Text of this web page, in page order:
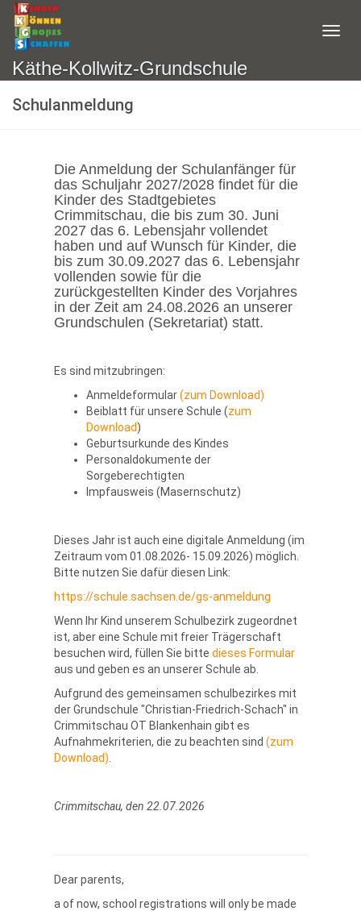
Käthe-Kollwitz-Grundschule
Schulanmeldung
Die Anmeldung der Schulanfänger für
das Schuljahr 2027/2028 findet für die
Kinder des Stadtgebietes
Crimmitschau, die bis zum 30. Juni
2027 das 6. Lebensjahr vollendet
haben und auf Wunsch für Kinder, die
bis zum 30.09.2027 das 6. Lebensjahr
vollenden sowie für die
zurückgestellten Kinder des Vorjahres
in der Zeit am 24.08.2026 an unserer
Grundschulen (Sekretariat) statt.
Es sind mitzubringen:
Anmeldeformular(zum Download)
Beiblatt für unsere Schule (zum
Download)
Geburtsurkunde des Kindes
Personaldokumente der
Sorgeberechtigten
Impfausweis (Masernschutz)
Dieses Jahr ist auch eine digitale Anmeldung (im
Zeitraum vom 01.08.2026- 15.09.2026) möglich.
Bitte nutzen Sie dafür diesen Link:
https://schule.sachsen.de/gs-anmeldung
Wenn Ihr Kind unserem Schulbezirk zugeordnet
ist, aber eine Schule mit freier Trägerschaft
besuchen wird, füllen Sie bittedieses Formular
aus und geben es an unserer Schule ab.
Aufgrund des gemeinsamen schulbezirkes mit
der Grundschule "Christian-Friedrich-Schach" in
Crimmitschau OT Blankenhain gibt es
Aufnahmekriterien, die zu beachten sind(zum
Download)
Crimmitschau, den 22.07.2026
Dear parents,
a of now, school registrations will only be made